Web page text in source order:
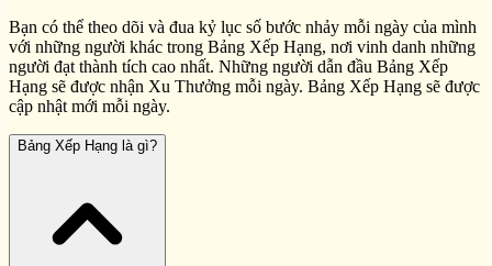
Bạn có thể theo dõi và đua kỷ lục số bước nhảy mỗi ngày của mình
với những người khác trong Bảng Xếp Hạng, nơi vinh danh những
người đạt thành tích cao nhất. Những người dẫn đầu Bảng Xếp
Hạng sẽ được nhận Xu Thưởng mỗi ngày. Bảng Xếp Hạng sẽ được
cập nhật mới mỗi ngày.
Bảng Xếp Hạng là gì?